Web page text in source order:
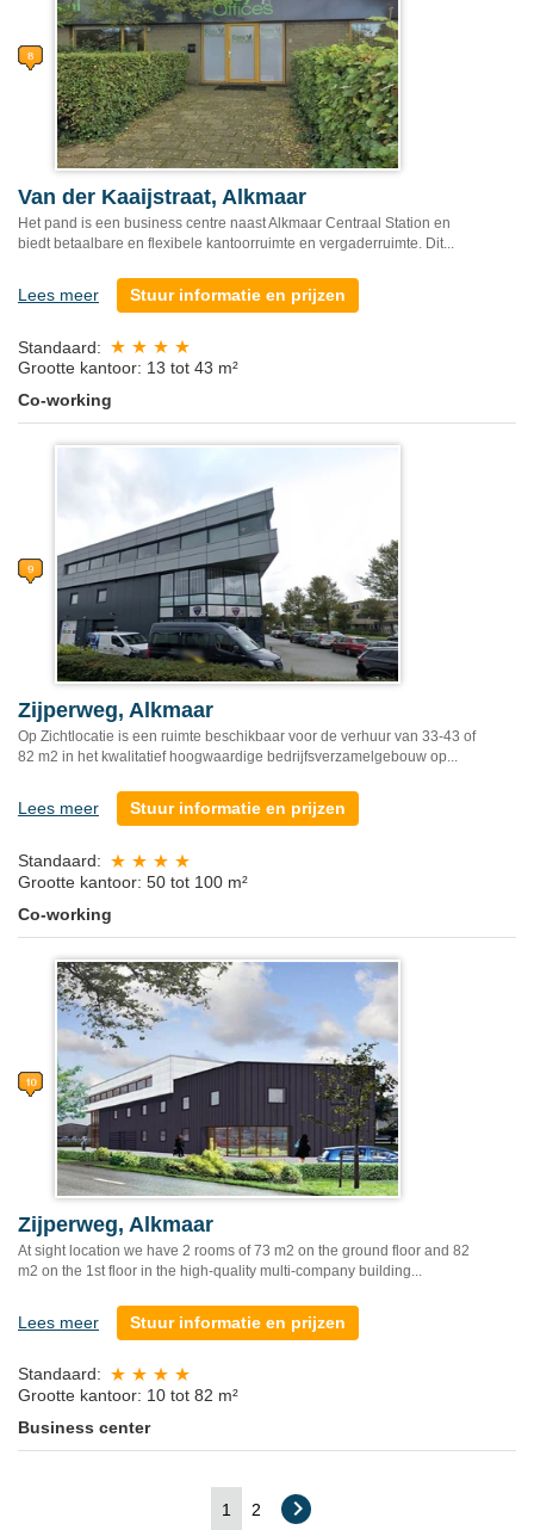
Van der Kaaijstraat, Alkmaar
Het pand is een business centre naast Alkmaar Centraal Station en
biedt betaalbare en flexibele kantoorruimte en vergaderruimte. Dit...
Lees meer Stuur informatie en prijzen
Standaard:
Grootte kantoor: 13 tot 43 m²
Co-working
Zijperweg, Alkmaar
Op Zichtlocatie is een ruimte beschikbaar voor de verhuur van 33-43 of
82 m2 in het kwalitatief hoogwaardige bedrijfsverzamelgebouw op...
Lees meer Stuur informatie en prijzen
Standaard:
Grootte kantoor: 50 tot 100 m²
Co-working
Zijperweg, Alkmaar
At sight location we have 2 rooms of 73 m2 on the ground floor and 82
m2 on the 1st floor in the high-quality multi-company building...
Lees meer Stuur informatie en prijzen
Standaard:
Grootte kantoor: 10 tot 82 m²
Business center
1 2